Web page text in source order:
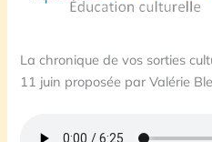
La chronique de vos sorties
11 juin proposée par Valérie